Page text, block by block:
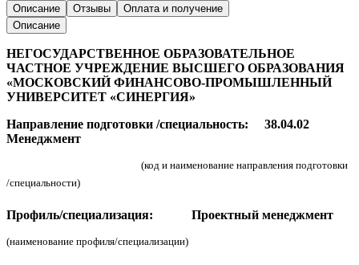
Описание Отзывы
Оплата и получение
Описание
НЕГОСУДАРСТВЕННОЕ ОБРАЗОВАТЕЛЬНОЕ
ЧАСТНОЕ УЧРЕЖДЕНИЕ ВЫСШЕГО ОБРАЗОВАНИЯ
«МОСКОВСКИЙ ФИНАНСОВО-ПРОМЫШЛЕННЫЙ
УНИВЕРСИТЕТ «СИНЕРГИЯ»
Направление подготовки /специальность:
38.04.02
Менеджмент
(код и наименование направления подготовки
/специальности)
Профиль/специализация: Проектный менеджмент
(наименование профиля/специализации)